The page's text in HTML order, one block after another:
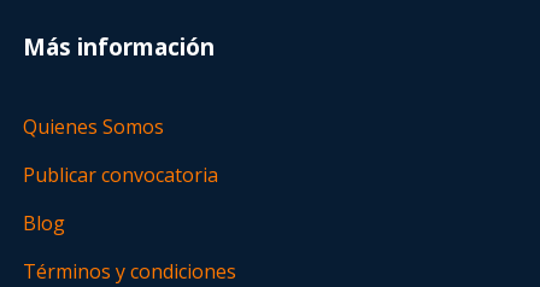
Más información
Quienes Somos
Publicar convocatoria
Blog
Términos y condiciones